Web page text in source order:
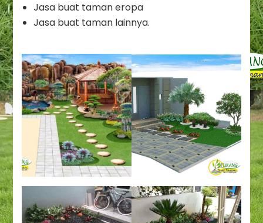
Jasa buat taman eropa
Jasa buat taman lainnya.